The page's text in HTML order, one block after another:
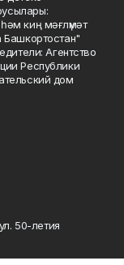
киң мәғлүмәт
Башкортостан"
Агентство
Республики
дом
50-летия